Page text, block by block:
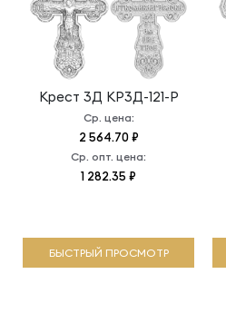
Крест 3Д КР3Д-121-Р
Ср. цена:
2 564.70 ₽
Ср. опт. цена:
1 282.35 ₽
БЫСТРЫЙ ПРОСМОТР